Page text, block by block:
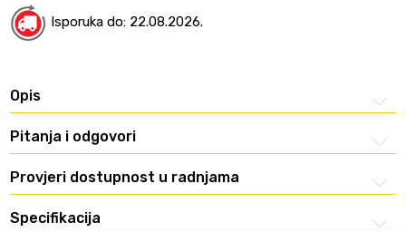
Isporuka do: 22.08.2026.
Opis
Pitanja i odgovori
Provjeri dostupnost u radnjama
Specifikacija